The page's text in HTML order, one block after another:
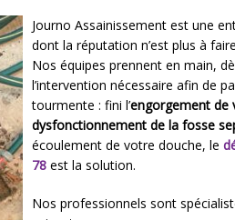
Journo Assainissement est une
dont la réputation n’est plus à
Nos équipes prennent en main,
l’intervention nécessaire afin de
tourmente : fini l’engorgement de
dysfonctionnement de la fosse
écoulement de votre douche, le
78 est la solution.
Nos professionnels sont